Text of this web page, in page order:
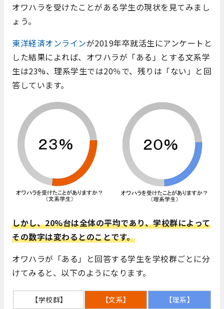
オワハラを受けたことがある学生の現状を見てみまし
ょう。
東洋経済オンラインが2019年卒就活生にアンケートと
した結果によれば、オワハラが「ある」とする文系学
生は23%、理系学生では20％で、残りは「ない」と回
答しています。
しかし、20%台は全体の平均であり、学校群によって
その数字は変わるとのことです。
オワハラが「ある」と回答する学生を学校群ごとに分
けてみると、以下のようになります。
【学校群】 【文系】 【理系】